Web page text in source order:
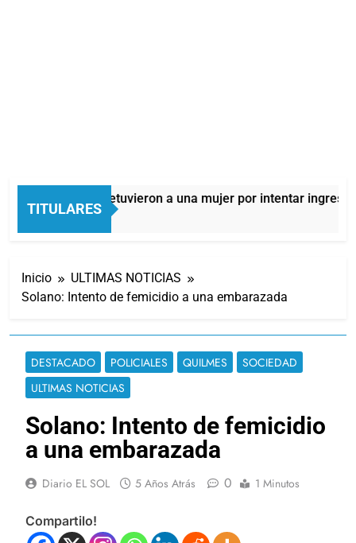
TITULARES
Quilmes: detuvieron a una mujer por intentar
10 Horas Atrás
Inicio
ULTIMAS NOTICIAS
Solano: Intento de femicidio a una embarazada
DESTACADO POLICIALES QUILMES
SOCIEDAD
ULTIMAS NOTICIAS
Solano: Intento de femicidio
a una embarazada
Diario EL SOL 5 Años Atrás 0 1 Minutos
Compartilo!